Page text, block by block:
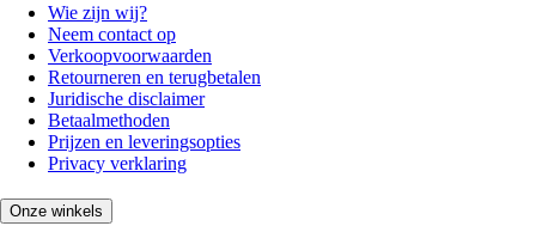
Wie zijn wij?
Neem contact op
Verkoopvoorwaarden
Retourneren en terugbetalen
Juridische disclaimer
Betaalmethoden
Prijzen en leveringsopties
Privacy verklaring
Onze winkels